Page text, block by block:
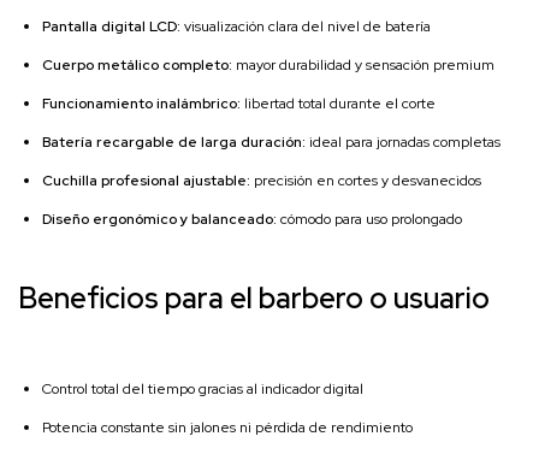
Pantalla digital LCD: visualización clara del nivel de batería
Cuerpo metálico completo: mayor durabilidad y sensación premium
Funcionamiento inalámbrico: libertad total durante el corte
Batería recargable de larga duración: ideal para jornadas completas
Cuchilla profesional ajustable: precisión en cortes y desvanecidos
Diseño ergonómico y balanceado: cómodo para uso prolongado
Beneficios para el barbero o usuario
Control total del tiempo gracias al indicador digital
Potencia constante sin jalones ni pérdida de rendimiento